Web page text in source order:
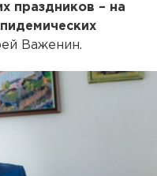
праздников – на
Важенин.